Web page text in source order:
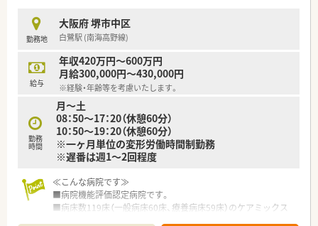
◆病床数
総病床数:296床
（回復期リハ120床、地域包括ケア56床、障害者施設等60床、療養
病床60床）※透析ベッド:60床
◆診療科目
内科, 循環器科, 消化器科, 眼科, 整形外科, 泌尿器科, 歯科, 脳外
科, 皮膚科, 外科, 透析 ,リウマチ科,放射線科,リハビリテーション
科,糖尿病内科,人工透析内科
◆薬剤師数
勤務地
大阪府 堺市中区
白鷺駅 (南海高野線)
給与
年収420万円～600万円
月給300,000円～430,000円
※経験・年齢等を考慮いたします。
勤務
時間
月～土
08：50～17：20（休憩60分）
10：50～19：20（休憩60分）
※一ヶ月単位の変形労働時間制勤務
※遅番は週1～2回程度
≪こんな病院です≫
■病院機能評価認定病院です。
■病床数119床（一般病床60床、療養病床59床）のケアミックス